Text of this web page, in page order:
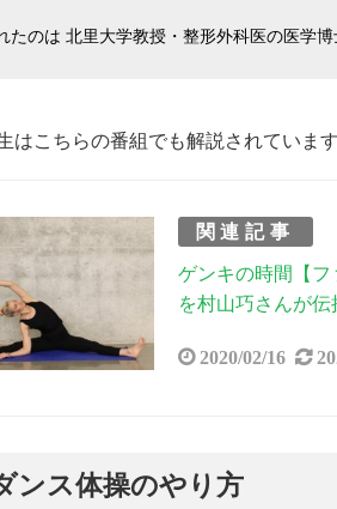
たのは 北里大学教授・整形外科医の医学博
はこちらの番組でも解説されています
関連記事
ゲンキの時間【
を村山巧さんが伝
2020/02/16
ンス体操のやり方